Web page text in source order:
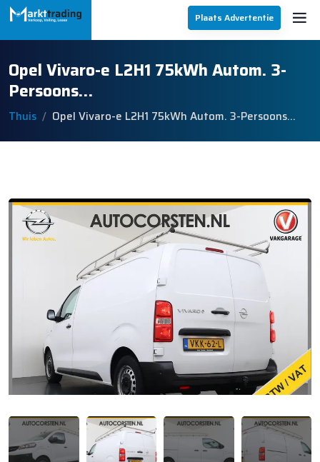
Plaats Advertentie
Opel Vivaro-e L2H1 75kWh Autom. 3-
Persoons…
Thuis Opel Vivaro-e L2H1 75kWh Autom. 3-Persoons…